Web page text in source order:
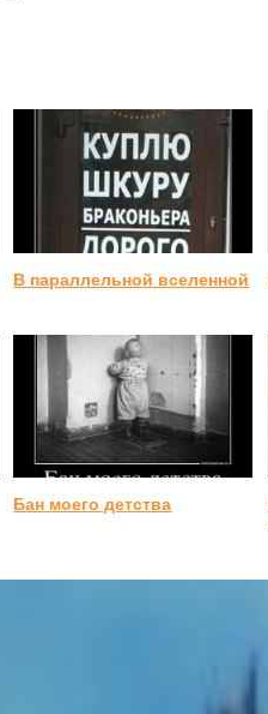
В параллельной вселенной
Бан моего детства